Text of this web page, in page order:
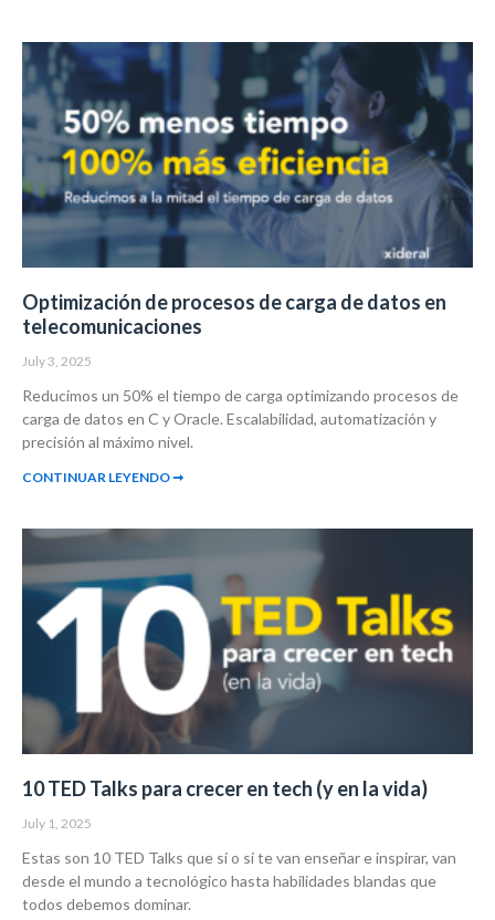
Optimización de procesos de carga de datos en
telecomunicaciones
July 3, 2025
Reducimos un 50% el tiempo de carga optimizando procesos de
carga de datos en C y Oracle. Escalabilidad, automatización y
precisión al máximo nivel.
CONTINUAR LEYENDO ➞
10 TED Talks para crecer en tech (y en la vida)
July 1, 2025
Estas son 10 TED Talks que sí o sí te van enseñar e inspirar, van
desde el mundo a tecnológico hasta habilidades blandas que
todos debemos dominar.